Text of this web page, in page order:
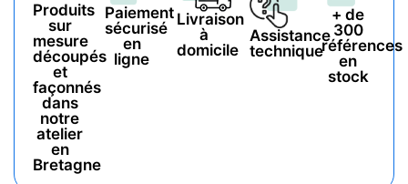
Produits
sur
mesure
découpés
et
façonnés
dans
notre
atelier
en
Bretagne
Paiement
sécurisé
en
ligne
Livraison
à
domicile
Assistance
technique
+ de
300
références
en
stock